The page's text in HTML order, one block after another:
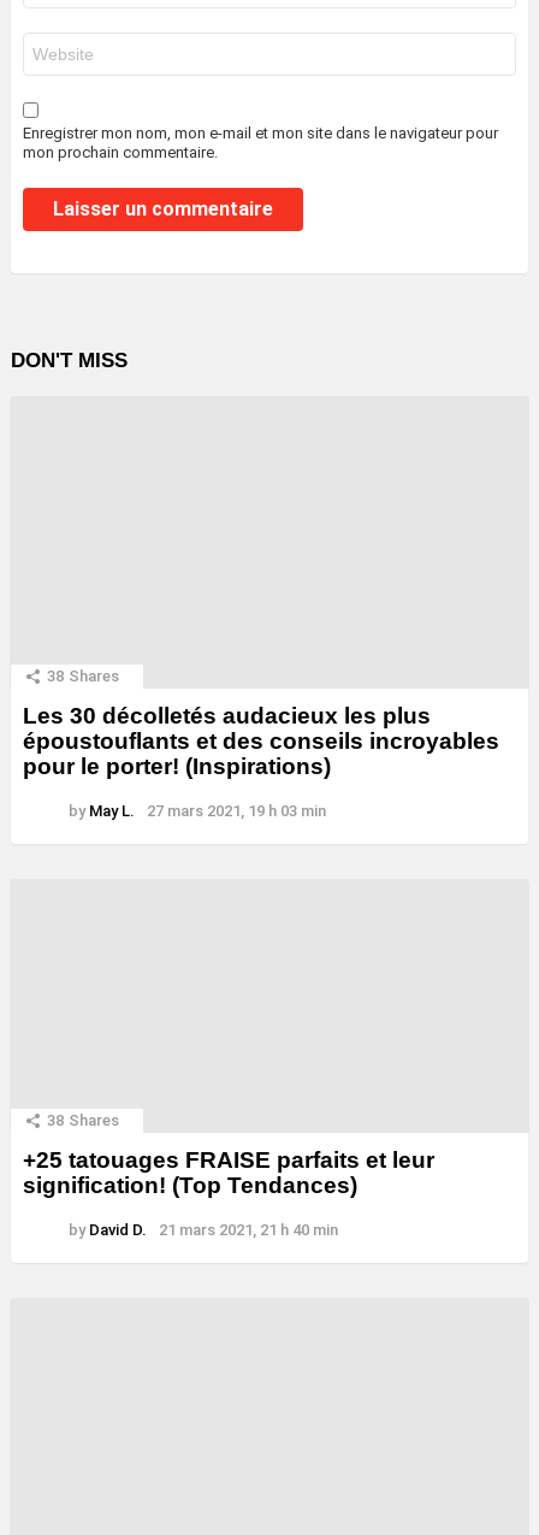
*
web
Enregistrer mon nom, mon e-mail et mon site dans le navigateur pour
mon prochain commentaire.
DON'T MISS
38 Shares
Les 30 décolletés audacieux les plus
époustouflants et des conseils incroyables
pour le porter! (Inspirations)
by May L. 27 mars 2021, 19 h 03 min
38 Shares
+25 tatouages ​​FRAISE parfaits et leur
signification! (Top Tendances)
by David D. 21 mars 2021, 21 h 40 min